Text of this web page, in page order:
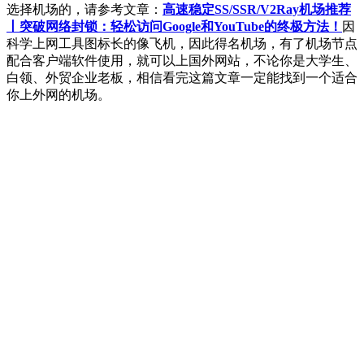
选择机场的，请参考文章： 高速稳定SS/SSR/V2Ray机场推荐
丨突破网络封锁：轻松访问Google和YouTube的终极方法！ 因
科学上网工具图标长的像飞机，因此得名机场，有了机场节点
配合客户端软件使用，就可以上国外网站，不论你是大学生、
白领、外贸企业老板，相信看完这篇文章一定能找到一个适合
你上外网的机场。